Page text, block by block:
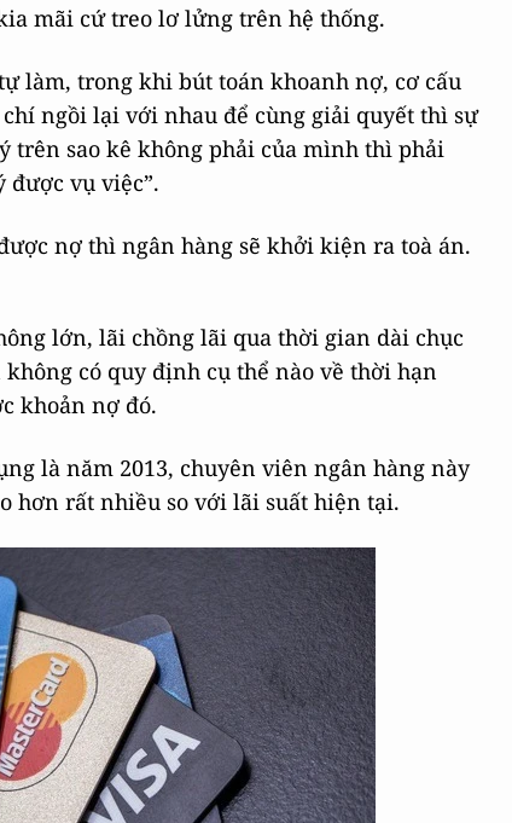
mãi cứ treo lơ lửng trên hệ thống.
làm, trong khi bút toán khoanh nợ, cơ cấu
ngồi lại với nhau để cùng giải quyết thì sự
trên sao kê không phải của mình thì phải
được vụ việc”.
nợ thì ngân hàng sẽ khởi kiện ra toà án.
lớn, lãi chồng lãi qua thời gian dài chục
có quy định cụ thể nào về thời hạn
khoản nợ đó.
là năm 2013, chuyên viên ngân hàng này
hơn rất nhiều so với lãi suất hiện tại.